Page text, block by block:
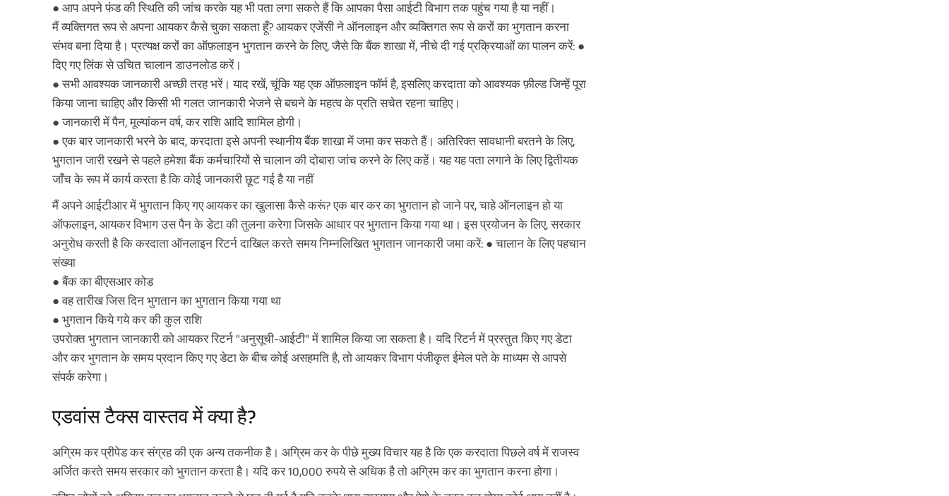
● आप अपने फंड की स्थिति की जांच करके यह भी पता लगा सकते हैं कि आपका पैसा आईटी विभाग तक पहुंच गया है या नहीं।
मैं व्यक्तिगत रूप से अपना आयकर कैसे चुका सकता हूँ? आयकर एजेंसी ने ऑनलाइन और व्यक्तिगत रूप से करों का भुगतान करना
संभव बना दिया है। प्रत्यक्ष करों का ऑफ़लाइन भुगतान करने के लिए, जैसे कि बैंक शाखा में, नीचे दी गई प्रक्रियाओं का पालन करें: ●
दिए गए लिंक से उचित चालान डाउनलोड करें।
● सभी आवश्यक जानकारी अच्छी तरह भरें। याद रखें, चूंकि यह एक ऑफ़लाइन फॉर्म है, इसलिए करदाता को आवश्यक फ़ील्ड जिन्हें पूरा
किया जाना चाहिए और किसी भी गलत जानकारी भेजने से बचने के महत्व के प्रति सचेत रहना चाहिए।
● जानकारी में पैन, मूल्यांकन वर्ष, कर राशि आदि शामिल होगी।
● एक बार जानकारी भरने के बाद, करदाता इसे अपनी स्थानीय बैंक शाखा में जमा कर सकते हैं। अतिरिक्त सावधानी बरतने के लिए,
भुगतान जारी रखने से पहले हमेशा बैंक कर्मचारियों से चालान की दोबारा जांच करने के लिए कहें। यह यह पता लगाने के लिए द्वितीयक
जाँच के रूप में कार्य करता है कि कोई जानकारी छूट गई है या नहीं
मैं अपने आईटीआर में भुगतान किए गए आयकर का खुलासा कैसे करूं? एक बार कर का भुगतान हो जाने पर, चाहे ऑनलाइन हो या
ऑफलाइन, आयकर विभाग उस पैन के डेटा की तुलना करेगा जिसके आधार पर भुगतान किया गया था। इस प्रयोजन के लिए, सरकार
अनुरोध करती है कि करदाता ऑनलाइन रिटर्न दाखिल करते समय निम्नलिखित भुगतान जानकारी जमा करें: ● चालान के लिए पहचान
संख्या
● बैंक का बीएसआर कोड
● वह तारीख जिस दिन भुगतान का भुगतान किया गया था
● भुगतान किये गये कर की कुल राशि
उपरोक्त भुगतान जानकारी को आयकर रिटर्न "अनुसूची-आईटी" में शामिल किया जा सकता है। यदि रिटर्न में प्रस्तुत किए गए डेटा
और कर भुगतान के समय प्रदान किए गए डेटा के बीच कोई असहमति है, तो आयकर विभाग पंजीकृत ईमेल पते के माध्यम से आपसे
संपर्क करेगा।
एडवांस टैक्स वास्तव में क्या है?
अग्रिम कर प्रीपेड कर संग्रह की एक अन्य तकनीक है। अग्रिम कर के पीछे मुख्य विचार यह है कि एक करदाता पिछले वर्ष में राजस्व
अर्जित करते समय सरकार को भुगतान करता है। यदि कर 10,000 रुपये से अधिक है तो अग्रिम कर का भुगतान करना होगा।